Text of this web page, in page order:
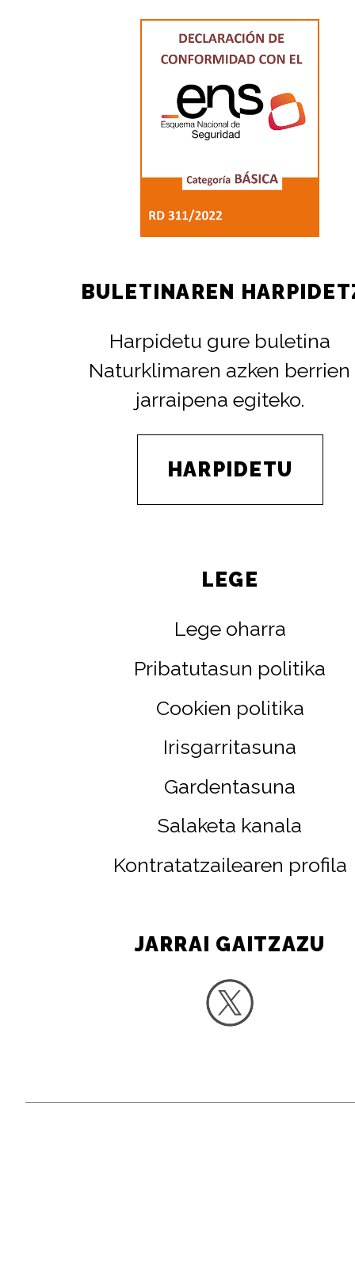
BULETINAREN
Harpidetu gure buletina
Naturklimaren azken berrien
jarraipena egiteko.
HARPIDETU
LEGE
Lege oharra
Pribatutasun politika
Cookien politika
Irisgarritasuna
Gardentasuna
Salaketa kanala
Kontratatzailearen profila
JARRAI GAITZAZU